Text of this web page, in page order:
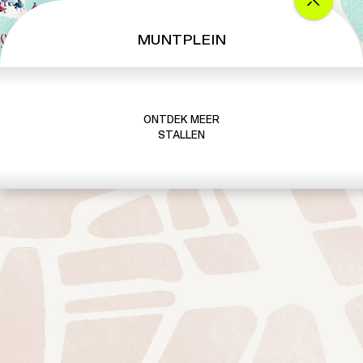
MUNTPLEIN
ONTDEK MEER
STALLEN